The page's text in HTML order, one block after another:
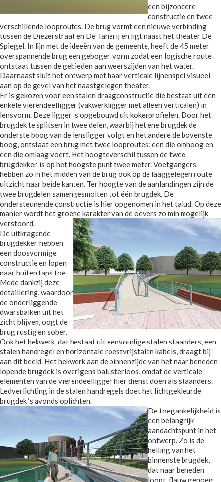
een bijzondere
constructie en twee
verschillende looproutes. De brug vormt een nieuwe verbinding
tussen de Diezerstraat en De Tanerij en ligt naast het theater De
Spiegel. In lijn met de ideeën van de gemeente, heeft de 45 meter
overspannende brug een gebogen vorm zodat een logische route
ontstaat tussen de gebieden aan weerszijden van het water.
Daarnaast sluit het ontwerp met haar verticale lijnenspel visueel
aan op de gevel van het naastgelegen theater.
Er is gekozen voor een stalen draagconstructie die bestaat uit één
enkele vierendeelligger (vakwerkligger met alleen verticalen) in
lensvorm. Deze ligger is opgebouwd uit kokerprofielen. Door het
brugdek te splitsen in twee delen, waarbij het ene brugdek de
onderste boog van de lensligger volgt en het andere de bovenste
boog, ontstaat een brug met twee looproutes: een die omhoog en
een die omlaag voert. Het hoogteverschil tussen de twee
brugdekken is op het hoogste punt twee meter. Voetgangers
hebben zo in het midden van de brug ook op de laaggelegen route
uitzicht naar beide kanten. Ter hoogte van de aanlandingen zijn de
twee brugdelen samengesmolten tot één brugdek. De
ondersteunende constructie is hier opgenomen in het talud. Op deze
manier wordt het groene karakter van de oevers zo min mogelijk
verstoord.
De uitkragende
brugdekken hebben
een doosvormige
constructie en lopen
naar buiten taps toe.
Mede dankzij deze
detaillering, waardoor
de onderliggende
dwarsbalken uit het
zicht blijven, oogt de
brug rustig en sober.
Ook het hekwerk, dat bestaat uit eenvoudige stalen staanders, een
stalen handregel en horizontale roestvrijstalen kabels, draagt bij
aan dit beeld. Het hekwerk aan de binnenzijde van het naar beneden
lopende brugdek is overigens balusterloos, omdat de verticale
elementen van de vierendeelligger hier dienst doen als staanders.
Ledverlichting in de stalen handregels doet het lichtgekleurde
brugdek ‘s avonds oplichten.
De toegankelijkheid is
een belangrijk
aandachtspunt in het
ontwerp. Zo is de
helling van het
binnenste brugdek,
dat naar beneden
loopt, flauw genoeg